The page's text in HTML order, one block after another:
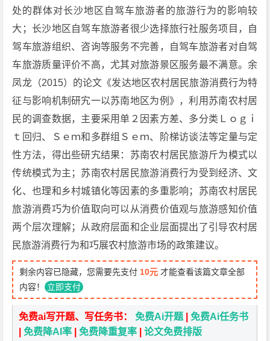
处的群体对长沙地区自驾车旅游者的旅游行为的影响较
大；长沙地区自驾车旅游者很少选择旅行社服务项目，自
驾车旅游组织、咨询等服务不完善，自驾车旅游者对自驾
车旅游质量评价不高，尤其对旅游景区服务最不满意。余
凤龙（2015）的论文《发达地区农村居民旅游消费行为特
征与影响机制研宄一以苏南地区为例》，利用苏南农村居
民的调查数据，主要采用单２因素方差、多分类Ｌｏｇｉ
ｔ回归、Ｓｅｍ和多群组Ｓｅｍ、阶梯访谈法等定量与定
性方法，得出些研宄结果：苏南农村居民旅游斤为模式以
传统模式为主；苏南农村居民旅游消费行为受到经济、文
化、也理和乡村城镇化等因素的多重影响；苏南农村居民
旅游消费巧为价值取向可以从消费价值观与旅游感知价值
两个层次理解；从政府层面和企业层面提出了引导农村居
民旅游消费行为和巧展农村旅游市场的政策建议。
剩余内容已隐藏，您需要先支付 10元 才能查看该篇文章全部
内容！ 立即支付
免费ai写开题、写任务书：免费Ai开题 |免费Ai任务书
|免费降AI率 |免费降重复率 |论文免费排版